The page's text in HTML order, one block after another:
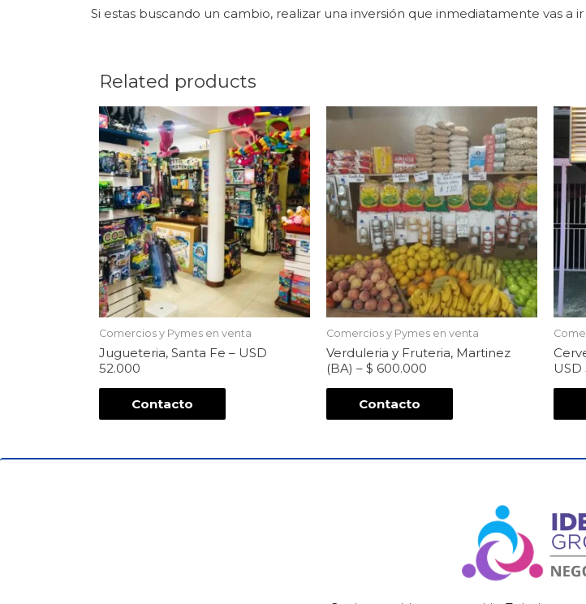
Si estas buscando un cambio, realizar una inversión que inmediatamente vas a
Related products
Comercios y Pymes en venta
Jugueteria, Santa Fe – USD
52.000
Contacto
Comercios y Pymes en venta
Verduleria y Fruteria, Martinez
(BA) – $ 600.000
Contacto
USD